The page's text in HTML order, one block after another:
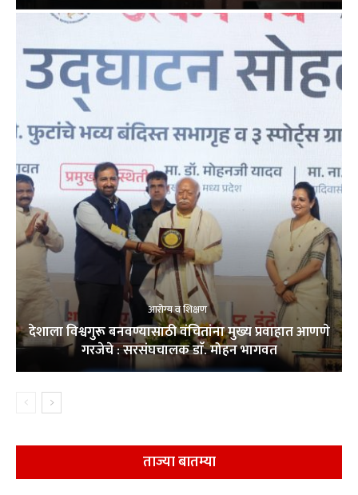
आरोग्य व शिक्षण
देशाला विश्वगुरू बनवण्यासाठी वंचितांना मुख्य प्रवाहात आणणे
गरजेचे : सरसंघचालक डाॅ. मोहन भागवत
ताज्या बातम्या